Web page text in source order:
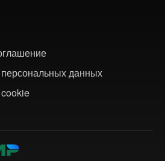
данных